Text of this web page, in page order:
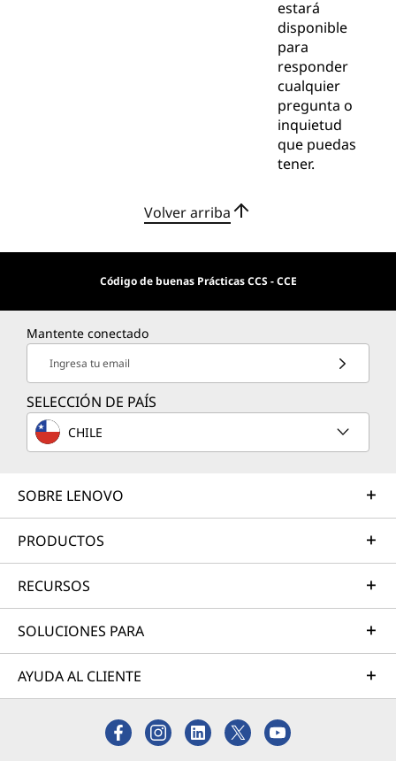
estará
disponible
para
responder
cualquier
pregunta o
inquietud
que puedas
tener.
Volver arriba
Código de buenas Prácticas CCS - CCE
Mantente conectado
Ingresa tu email
SELECCIÓN DE PAÍS
CHILE
SOBRE LENOVO
PRODUCTOS
RECURSOS
SOLUCIONES PARA
AYUDA AL CLIENTE